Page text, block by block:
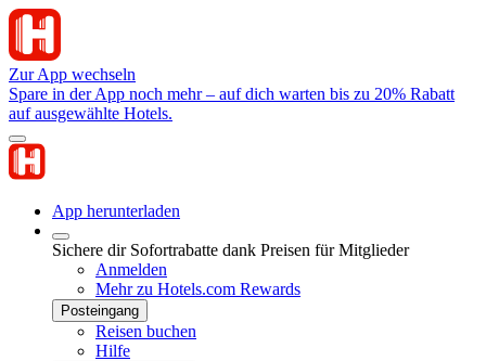
Zur App wechseln
Spare in der App noch mehr – auf dich warten bis zu 20% Rabatt
auf ausgewählte Hotels.
App herunterladen
Sichere dir Sofortrabatte dank Preisen für Mitglieder
Anmelden
Mehr zu Hotels.com Rewards
Posteingang
Reisen buchen
Hilfe